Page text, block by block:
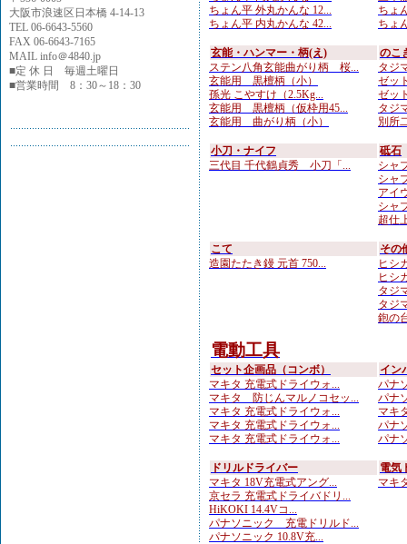
大阪市浪速区日本橋 4-14-13
TEL 06-6643-5560
FAX 06-6643-7165
MAIL info＠4840.jp
■定 休 日 毎週土曜日
■営業時間 8：30～18：30
ちょん平 外丸かんな 12...
ちょん平 内丸かんな 42...
ちょ
ちょ
玄能・ハンマー・柄(え)
ステン八角玄能曲がり柄 桜...
玄能用 黒檀柄（小）
孫光 こやすけ（2.5Kg...
玄能用 黒檀柄（仮枠用45...
玄能用 曲がり柄（小）
のこ
タジ
ゼッ
ゼッ
タジ
別所
小刀・ナイフ
三代目 千代鶴貞秀 小刀「...
砥石
シャ
シャ
アイ
シャ
超仕
こて
造園たたき鏝 元首 750...
その
ヒシ
ヒシ
タジ
タジ
鉋の
電動工具
セット企画品（コンボ）
マキタ 充電式ドライウォ...
マキタ 防じんマルノコセッ...
マキタ 充電式ドライウォ...
マキタ 充電式ドライウォ...
マキタ 充電式ドライウォ...
イン
パナ
パナ
マキ
パナ
パナ
ドリルドライバー
マキタ 18V充電式アング...
京セラ 充電式ドライバドリ...
HiKOKI 14.4Vコ...
パナソニック 充電ドリルド...
パナソニック 10.8V充...
電気
マキ